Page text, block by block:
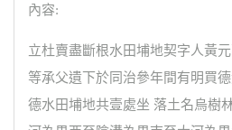
內容:
立杜賣盡斷根水田埔地契字人黃
等承父遺下於同治參年間有明買
德水田埔地共壹處坐 落土名烏樹